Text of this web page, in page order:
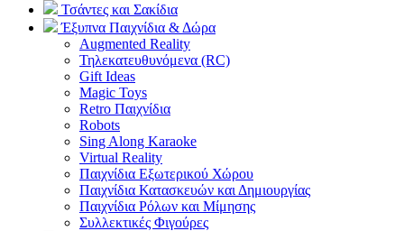
Τσάντες και Σακίδια
Έξυπνα Παιχνίδια & Δώρα
Augmented Reality
Τηλεκατευθυνόμενα (RC)
Gift Ideas
Magic Toys
Retro Παιχνίδια
Robots
Sing Along Karaoke
Virtual Reality
Παιχνίδια Εξωτερικού Χώρου
Παιχνίδια Κατασκευών και Δημιουργίας
Παιχνίδια Ρόλων και Μίμησης
Συλλεκτικές Φιγούρες